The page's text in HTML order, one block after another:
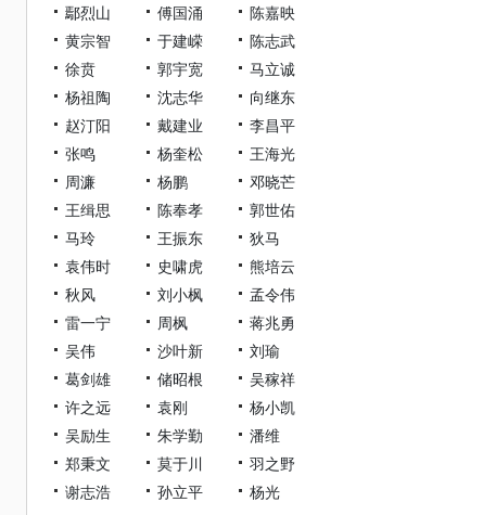
鄢烈山
傅国涌
陈嘉映
黄宗智
于建嵘
陈志武
徐贲
郭宇宽
马立诚
杨祖陶
沈志华
向继东
赵汀阳
戴建业
李昌平
张鸣
杨奎松
王海光
周濂
杨鹏
邓晓芒
王缉思
陈奉孝
郭世佑
马玲
王振东
狄马
袁伟时
史啸虎
熊培云
秋风
刘小枫
孟令伟
雷一宁
周枫
蒋兆勇
吴伟
沙叶新
刘瑜
葛剑雄
储昭根
吴稼祥
许之远
袁刚
杨小凯
吴励生
朱学勤
潘维
郑秉文
莫于川
羽之野
谢志浩
孙立平 杨光